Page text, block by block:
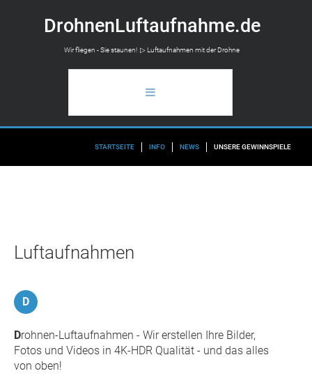
DrohnenLuftaufnahme.de
Wir fliegen - Sie staunen! ▷ Luftaufnahmen mit der Drohne
STARTSEITE INFO NEWS UNSERE GEWINNSPIELE
Luftaufnahmen
D
Drohnen-Luftaufnahmen - Wir erstellen Ihre Bilder,
Fotos und Videos in 4K-HDR Qualität - und das alles
von oben!